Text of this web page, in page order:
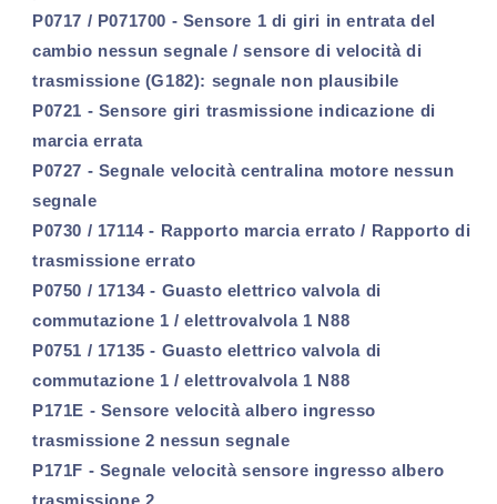
P0717 / P071700 - Sensore 1 di giri in entrata del
cambio nessun segnale / sensore di velocità di
trasmissione (G182): segnale non plausibile
P0721 - Sensore giri trasmissione indicazione di
marcia errata
P0727 - Segnale velocità centralina motore nessun
segnale
P0730 / 17114 - Rapporto marcia errato / Rapporto di
trasmissione errato
P0750 / 17134 - Guasto elettrico valvola di
commutazione 1 / elettrovalvola 1 N88
P0751 / 17135 - Guasto elettrico valvola di
commutazione 1 / elettrovalvola 1 N88
P171E - Sensore velocità albero ingresso
trasmissione 2 nessun segnale
P171F - Segnale velocità sensore ingresso albero